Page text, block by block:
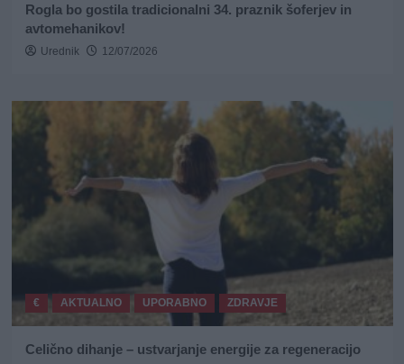
Rogla bo gostila tradicionalni 34. praznik šoferjev in
avtomehanikov!
Urednik 12/07/2026
€ AKTUALNO UPORABNO ZDRAVJE
Celično dihanje – ustvarjanje energije za regeneracijo